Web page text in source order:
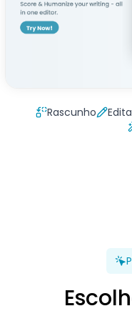
Rascunho